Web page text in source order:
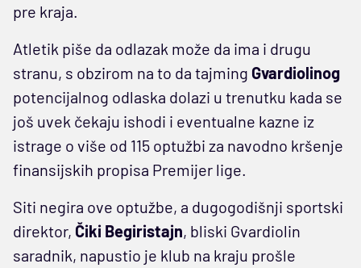
pre kraja.
Atletik piše da odlazak može da ima i drugu
stranu, s obzirom na to da tajming Gvardiolinog
potencijalnog odlaska dolazi u trenutku kada se
još uvek čekaju ishodi i eventualne kazne iz
istrage o više od 115 optužbi za navodno kršenje
finansijskih propisa Premijer lige.
Siti negira ove optužbe, a dugogodišnji sportski
direktor, Čiki Begiristajn, bliski Gvardiolin
saradnik, napustio je klub na kraju prošle